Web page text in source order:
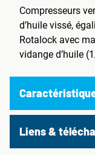
Compresseurs
d’huile vissé,
Rotalock avec
vidange d’huile
Liens &